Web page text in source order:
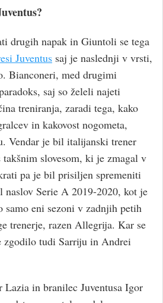
drugih napak in Giuntoli se tega
Juventus saj je naslednji v vrsti,
Bianconeri, med drugimi
saj so želeli najeti
treniranja, zaradi tega, kako
in kakovost nogometa,
Vendar je bil italijanski trener
slovesom, ki je zmagal v
pa je bil prisiljen spremeniti
naslov Serie A 2019-2020, kot je
samo eni sezoni v zadnjih petih
trenerje, razen Allegrija. Kar se
tudi Sarriju in Andrei
in branilec Juventusa Igor